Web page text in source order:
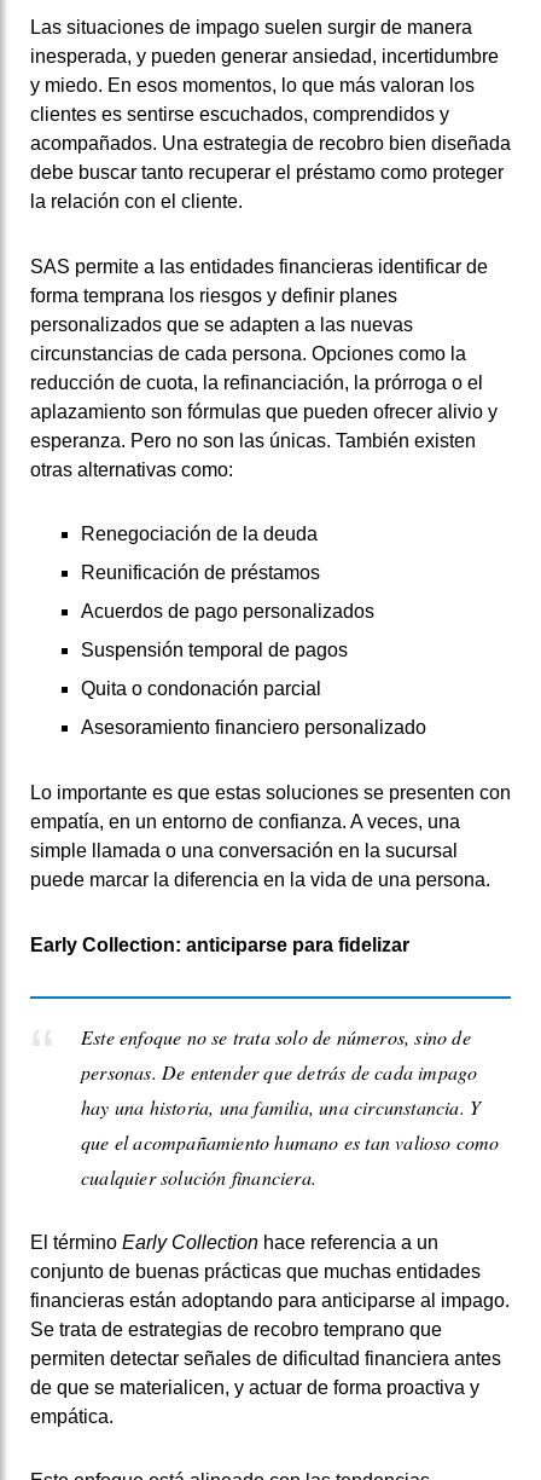
Las situaciones de impago suelen surgir de manera
inesperada, y pueden generar ansiedad, incertidumbre
y miedo. En esos momentos, lo que más valoran los
clientes es sentirse escuchados, comprendidos y
acompañados. Una estrategia de recobro bien diseñada
debe buscar tanto recuperar el préstamo como proteger
la relación con el cliente.
SAS permite a las entidades financieras identificar de
forma temprana los riesgos y definir planes
personalizados que se adapten a las nuevas
circunstancias de cada persona. Opciones como la
reducción de cuota, la refinanciación, la prórroga o el
aplazamiento son fórmulas que pueden ofrecer alivio y
esperanza. Pero no son las únicas. También existen
otras alternativas como:
Renegociación de la deuda
Reunificación de préstamos
Acuerdos de pago personalizados
Suspensión temporal de pagos
Quita o condonación parcial
Asesoramiento financiero personalizado
Lo importante es que estas soluciones se presenten con
empatía, en un entorno de confianza. A veces, una
simple llamada o una conversación en la sucursal
puede marcar la diferencia en la vida de una persona.
Early Collection: anticiparse para fidelizar
Este enfoque no se trata solo de números, sino de
personas. De entender que detrás de cada impago
hay una historia, una familia, una circunstancia. Y
que el acompañamiento humano es tan valioso como
cualquier solución financiera.
El término Early Collection hace referencia a un
conjunto de buenas prácticas que muchas entidades
financieras están adoptando para anticiparse al impago.
Se trata de estrategias de recobro temprano que
permiten detectar señales de dificultad financiera antes
de que se materialicen, y actuar de forma proactiva y
empática.